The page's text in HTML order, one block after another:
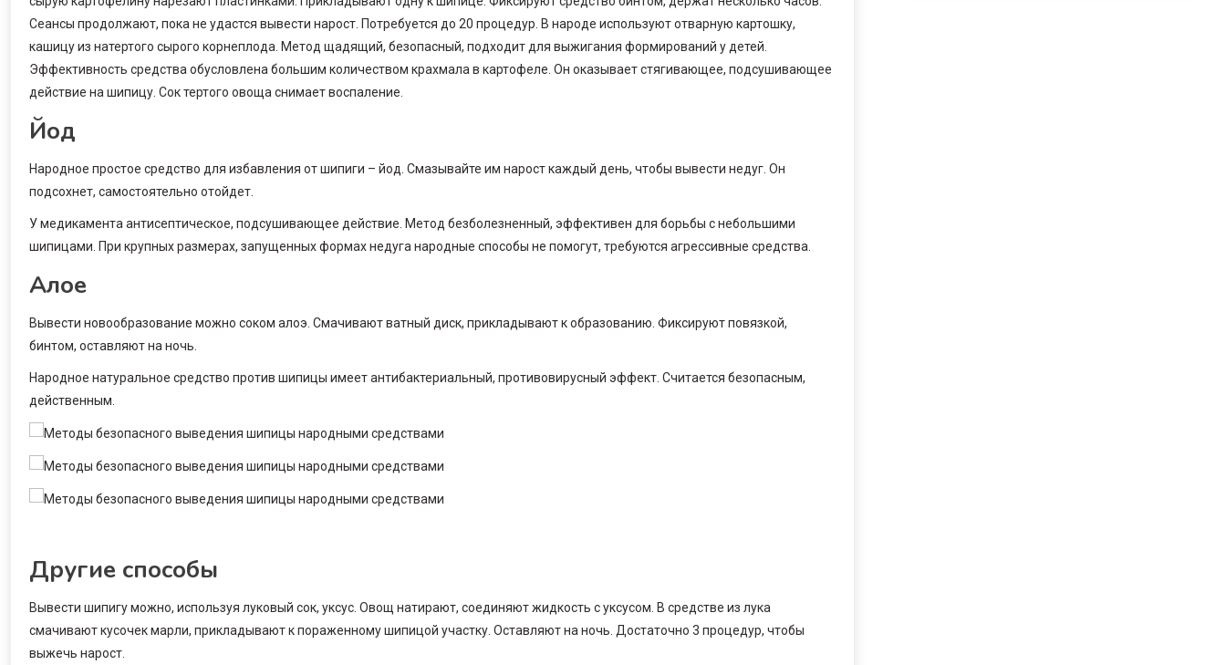
Сеансы продолжают, пока не удастся вывести нарост. Потребуется до 20 процедур. В народе используют отварную картошку,
кашицу из натертого сырого корнеплода. Метод щадящий, безопасный, подходит для выжигания формирований у детей.
Эффективность средства обусловлена большим количеством крахмала в картофеле. Он оказывает стягивающее, подсушивающее
действие на шипицу. Сок тертого овоща снимает воспаление.
Йод
Народное простое средство для избавления от шипиги – йод. Смазывайте им нарост каждый день, чтобы вывести недуг. Он
подсохнет, самостоятельно отойдет.
У медикамента антисептическое, подсушивающее действие. Метод безболезненный, эффективен для борьбы с небольшими
шипицами. При крупных размерах, запущенных формах недуга народные способы не помогут, требуются агрессивные средства.
Алое
Вывести новообразование можно соком алоэ. Смачивают ватный диск, прикладывают к образованию. Фиксируют повязкой,
бинтом, оставляют на ночь.
Народное натуральное средство против шипицы имеет антибактериальный, противовирусный эффект. Считается безопасным,
действенным.
Другие способы
Вывести шипигу можно, используя луковый сок, уксус. Овощ натирают, соединяют жидкость с уксусом. В средстве из лука
смачивают кусочек марли, прикладывают к пораженному шипицой участку. Оставляют на ночь. Достаточно 3 процедур, чтобы
выжечь нарост.